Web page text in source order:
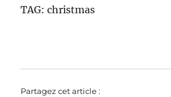
TAG: christmas
Partagez cet article :